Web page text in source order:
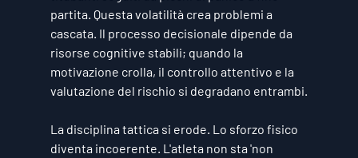
partita. Questa volatilità crea problemi a
cascata. Il processo decisionale dipende da
risorse cognitive stabili; quando la
motivazione crolla, il controllo attentivo e la
valutazione del rischio si degradano entrambi.
La disciplina tattica si erode. Lo sforzo fisico
diventa incoerente. L'atleta non sta 'non